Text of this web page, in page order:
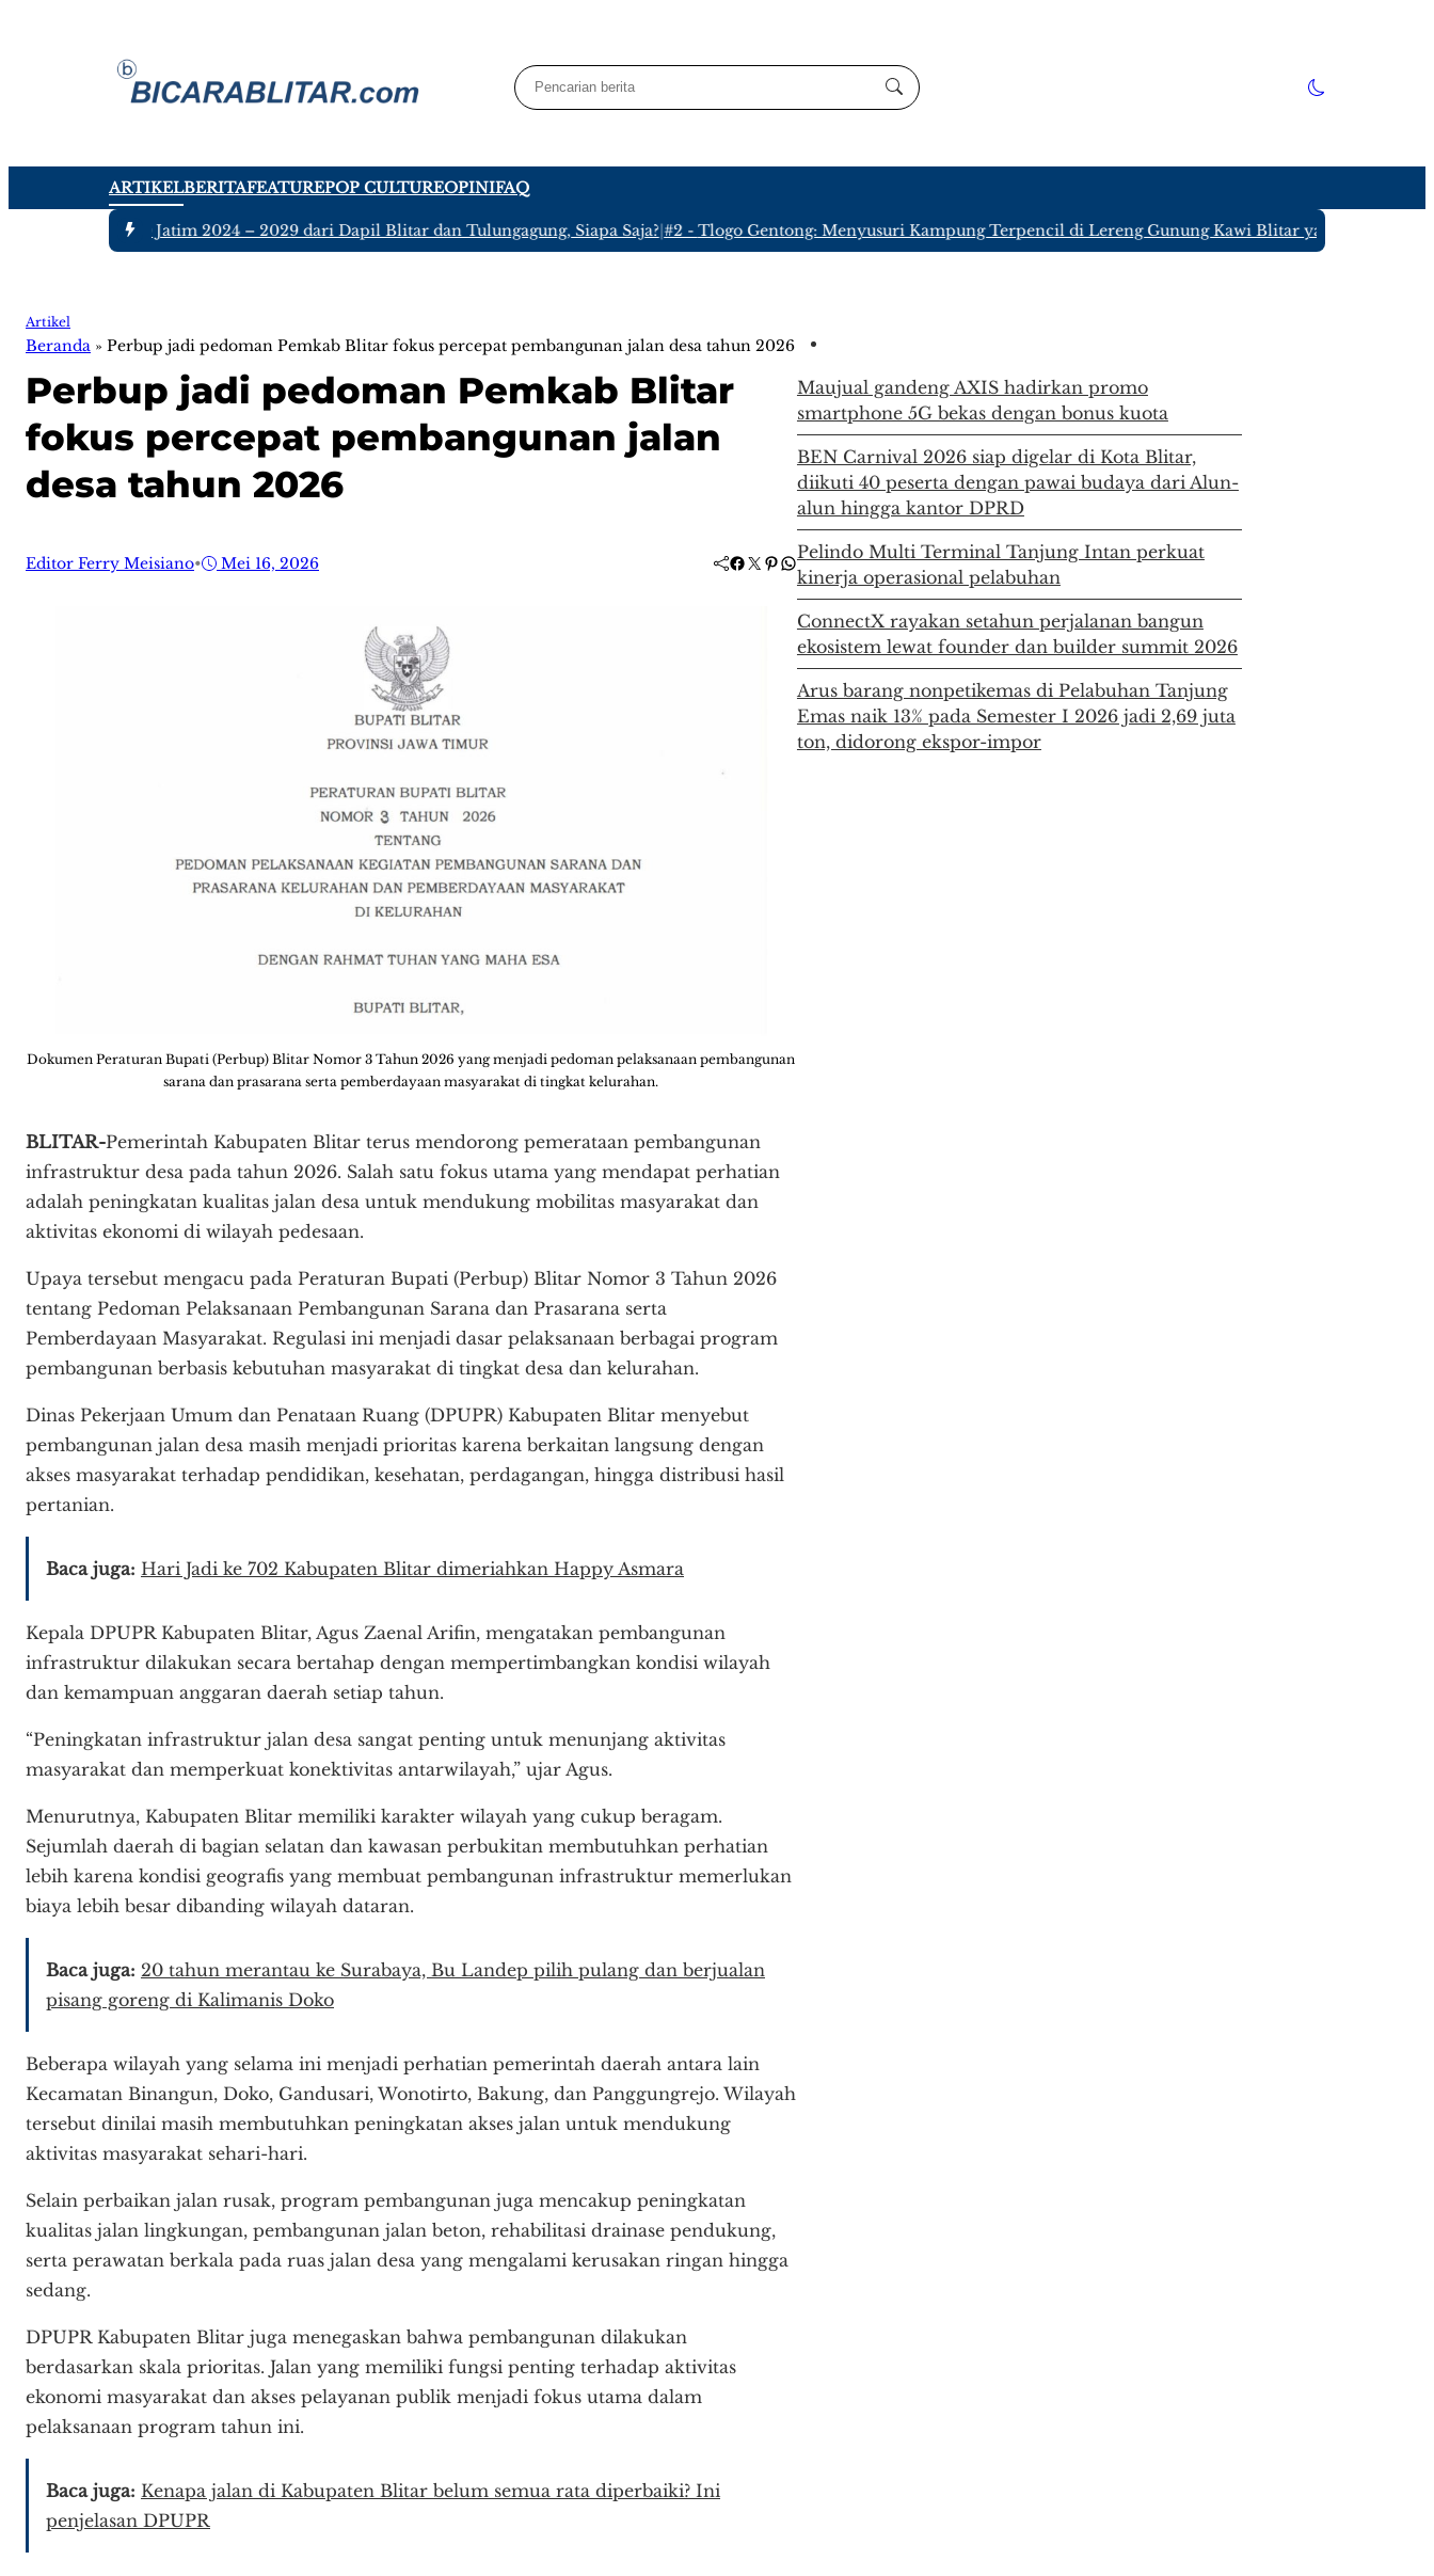
ARTIKELBERITAFEATUREPOP CULTUREOPINIFAQ
DPRD Jatim 2024 – 2029 dari Dapil Blitar dan Tulungagung, Siapa Saja?|#2 -Tlogo Gentong: Menyusuri Kampung Terpencil di Lereng Gunung Kawi Blitar yang Hanya Ditinggali
Artikel
Beranda » Perbup jadi pedoman Pemkab Blitar fokus percepat pembangunan jalan desa tahun 2026
Perbup jadi pedoman Pemkab Blitar
fokus percepat pembangunan jalan
desa tahun 2026
Editor Ferry Meisiano• Mei 16, 2026 Facebook Twitter Pinterest WhatsApp
Dokumen Peraturan Bupati (Perbup) Blitar Nomor 3 Tahun 2026 yang menjadi pedoman pelaksanaan pembangunan
sarana dan prasarana serta pemberdayaan masyarakat di tingkat kelurahan.
BLITAR-Pemerintah Kabupaten Blitar terus mendorong pemerataan pembangunan
infrastruktur desa pada tahun 2026. Salah satu fokus utama yang mendapat perhatian
adalah peningkatan kualitas jalan desa untuk mendukung mobilitas masyarakat dan
aktivitas ekonomi di wilayah pedesaan.
Upaya tersebut mengacu pada Peraturan Bupati (Perbup) Blitar Nomor 3 Tahun 2026
tentang Pedoman Pelaksanaan Pembangunan Sarana dan Prasarana serta
Pemberdayaan Masyarakat. Regulasi ini menjadi dasar pelaksanaan berbagai program
pembangunan berbasis kebutuhan masyarakat di tingkat desa dan kelurahan.
Dinas Pekerjaan Umum dan Penataan Ruang (DPUPR) Kabupaten Blitar menyebut
pembangunan jalan desa masih menjadi prioritas karena berkaitan langsung dengan
akses masyarakat terhadap pendidikan, kesehatan, perdagangan, hingga distribusi hasil
pertanian.
Baca juga: Hari Jadi ke 702 Kabupaten Blitar dimeriahkan Happy Asmara
Kepala DPUPR Kabupaten Blitar, Agus Zaenal Arifin, mengatakan pembangunan
infrastruktur dilakukan secara bertahap dengan mempertimbangkan kondisi wilayah
dan kemampuan anggaran daerah setiap tahun.
“Peningkatan infrastruktur jalan desa sangat penting untuk menunjang aktivitas
masyarakat dan memperkuat konektivitas antarwilayah,” ujar Agus.
Menurutnya, Kabupaten Blitar memiliki karakter wilayah yang cukup beragam.
Sejumlah daerah di bagian selatan dan kawasan perbukitan membutuhkan perhatian
lebih karena kondisi geografis yang membuat pembangunan infrastruktur memerlukan
biaya lebih besar dibanding wilayah dataran.
Baca juga: 20 tahun merantau ke Surabaya, Bu Landep pilih pulang dan berjualan
pisang goreng di Kalimanis Doko
Beberapa wilayah yang selama ini menjadi perhatian pemerintah daerah antara lain
Kecamatan Binangun, Doko, Gandusari, Wonotirto, Bakung, dan Panggungrejo. Wilayah
tersebut dinilai masih membutuhkan peningkatan akses jalan untuk mendukung
aktivitas masyarakat sehari-hari.
Selain perbaikan jalan rusak, program pembangunan juga mencakup peningkatan
kualitas jalan lingkungan, pembangunan jalan beton, rehabilitasi drainase pendukung,
serta perawatan berkala pada ruas jalan desa yang mengalami kerusakan ringan hingga
sedang.
DPUPR Kabupaten Blitar juga menegaskan bahwa pembangunan dilakukan
berdasarkan skala prioritas. Jalan yang memiliki fungsi penting terhadap aktivitas
ekonomi masyarakat dan akses pelayanan publik menjadi fokus utama dalam
pelaksanaan program tahun ini.
Baca juga: Kenapa jalan di Kabupaten Blitar belum semua rata diperbaiki? Ini
penjelasan DPUPR
Maujual gandeng AXIS hadirkan promo
smartphone 5G bekas dengan bonus kuota
BEN Carnival 2026 siap digelar di Kota Blitar,
diikuti 40 peserta dengan pawai budaya dari Alun-
alun hingga kantor DPRD
Pelindo Multi Terminal Tanjung Intan perkuat
kinerja operasional pelabuhan
ConnectX rayakan setahun perjalanan bangun
ekosistem lewat founder dan builder summit 2026
Arus barang nonpetikemas di Pelabuhan Tanjung
Emas naik 13% pada Semester I 2026 jadi 2,69 juta
ton, didorong ekspor-impor